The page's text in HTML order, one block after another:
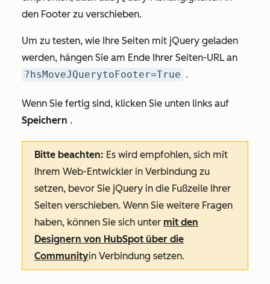
den Footer zu verschieben.
Um zu testen, wie Ihre Seiten mit jQuery geladen
werden, hängen Sie am Ende Ihrer Seiten-URL an
?hsMoveJQuerytoFooter=True .
Wenn Sie fertig sind, klicken Sie unten links auf
Speichern .
Bitte beachten: Es wird empfohlen, sich mit
Ihrem Web-Entwickler in Verbindung zu
setzen, bevor Sie jQuery in die Fußzeile Ihrer
Seiten verschieben. Wenn Sie weitere Fragen
haben, können Sie sich unter mit den
Designern von HubSpot über die
Communityin Verbindung setzen.